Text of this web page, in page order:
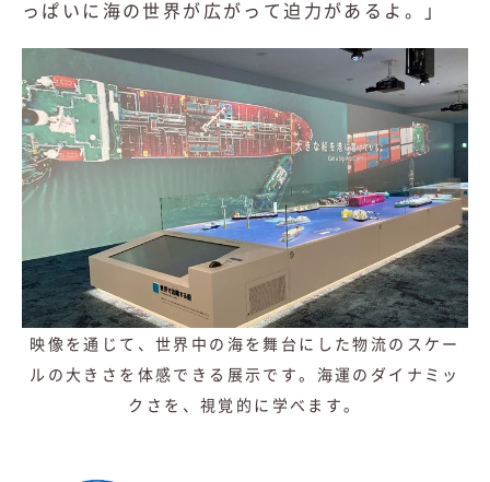
っぱいに海の世界が広がって迫力があるよ。」
映像を通じて、世界中の海を舞台にした物流のスケー
ルの大きさを体感できる展示です。海運のダイナミッ
クさを、視覚的に学べます。